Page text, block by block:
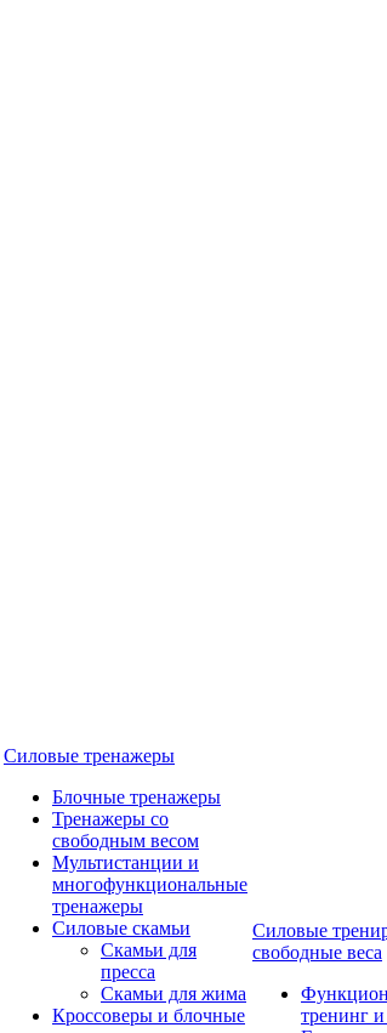
Силовые тренажеры
Блочные тренажеры
Тренажеры со
свободным весом
Мультистанции и
многофункциональные
тренажеры
Силовые скамьи
Скамьи для
пресса
Скамьи для жима
Кроссоверы и блочные
Силовые
свободные веса
тренинг